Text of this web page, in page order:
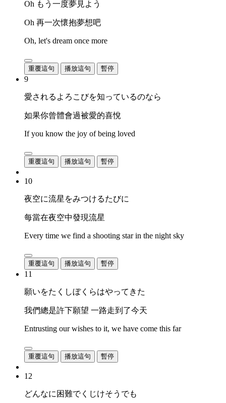
Oh もう一度夢見よう
Oh 再一次懷抱夢想吧
Oh, let's dream once more
重覆這句 播放這句 暫停
9
愛されるよろこびを知っているのなら
如果你曾體會過被愛的喜悅
If you know the joy of being loved
重覆這句 播放這句 暫停
10
夜空に流星をみつけるたびに
每當在夜空中發現流星
Every time we find a shooting star in the night sky
重覆這句 播放這句 暫停
11
願いをたくしぼくらはやってきた
我們總是許下願望 一路走到了今天
Entrusting our wishes to it, we have come this far
重覆這句 播放這句 暫停
12
どんなに困難でくじけそうでも